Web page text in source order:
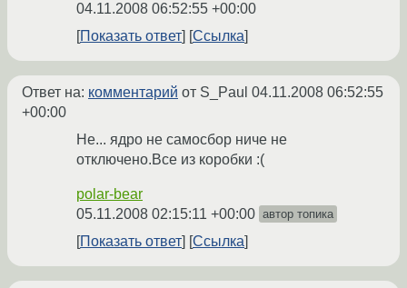
04.11.2008 06:52:55 +00:00
Показать ответ
Ссылка
Ответ на: комментарий от S_Paul 04.11.2008 06:52:55
+00:00
Не... ядро не самосбор ниче не
отключено.Все из коробки :(
polar-bear
05.11.2008 02:15:11 +00:00 автор топика
Показать ответ Ссылка